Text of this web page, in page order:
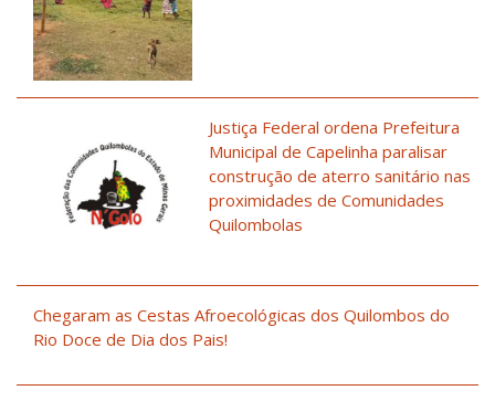
Justiça Federal ordena Prefeitura
Municipal de Capelinha paralisar
construção de aterro sanitário nas
proximidades de Comunidades
Quilombolas
Chegaram as Cestas Afroecológicas dos Quilombos do
Rio Doce de Dia dos Pais!